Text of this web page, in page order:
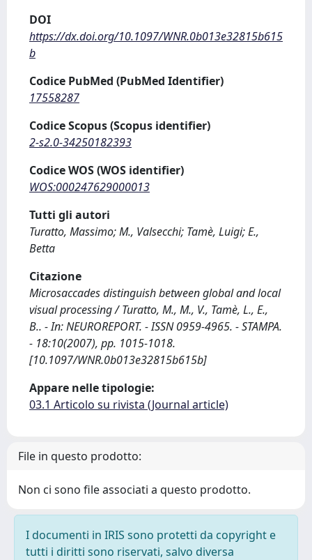
DOI
https://dx.doi.org/10.1097/WNR.0b013e32815b615
b
Codice PubMed (PubMed Identifier)
17558287
Codice Scopus (Scopus identifier)
2-s2.0-34250182393
Codice WOS (WOS identifier)
WOS:000247629000013
Tutti gli autori
Turatto, Massimo; M., Valsecchi; Tamè, Luigi; E.,
Betta
Citazione
Microsaccades distinguish between global and local
visual processing / Turatto, M., M., V., Tamè, L., E.,
B.. - In: NEUROREPORT. - ISSN 0959-4965. - STAMPA.
- 18:10(2007), pp. 1015-1018.
[10.1097/WNR.0b013e32815b615b]
Appare nelle tipologie:
03.1 Articolo su rivista (Journal article)
File in questo prodotto:
Non ci sono file associati a questo prodotto.
I documenti in IRIS sono protetti da copyright e
tutti i diritti sono riservati, salvo diversa